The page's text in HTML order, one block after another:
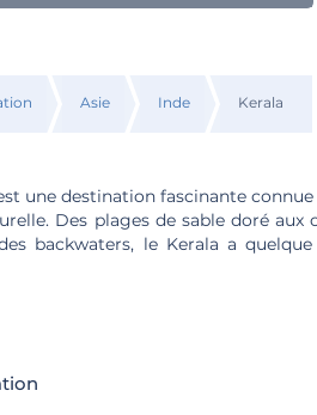
Asie Inde Kerala
une destination fascinante
Des plages de sable doré aux
backwaters, le Kerala a